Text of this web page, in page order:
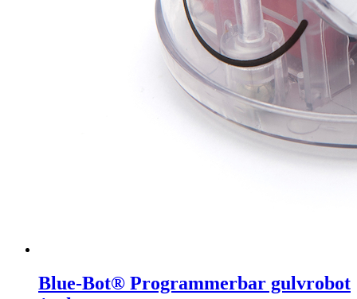
Blue-Bot® Programmerbar gulvrobot